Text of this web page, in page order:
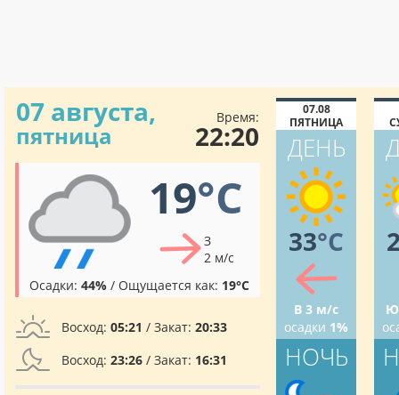
07 августа,
пятница
Время:
22:20
19°C
З
2 м/с
Осадки: 44% / Ощущается как: 19°C
Восход: 05:21 / Закат: 20:33
Восход: 23:26 / Закат: 16:31
07.08
ПЯТНИЦА
ДЕНЬ
33°C
В 3 м/с
осадки 1%
НОЧЬ